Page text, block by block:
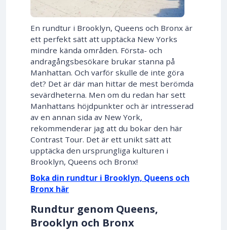
En rundtur i Brooklyn, Queens och Bronx är
ett perfekt sätt att upptäcka New Yorks
mindre kända områden. Första- och
andragångsbesökare brukar stanna på
Manhattan. Och varför skulle de inte göra
det? Det är där man hittar de mest berömda
sevärdheterna. Men om du redan har sett
Manhattans höjdpunkter och är intresserad
av en annan sida av New York,
rekommenderar jag att du bokar den här
Contrast Tour. Det är ett unikt sätt att
upptäcka den ursprungliga kulturen i
Brooklyn, Queens och Bronx!
Boka din rundtur i Brooklyn, Queens och
Bronx här
Rundtur genom Queens,
Brooklyn och Bronx